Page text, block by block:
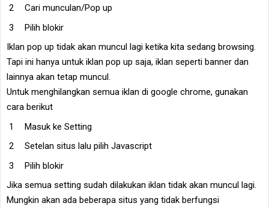
Cari munculan/Pop up
Pilih blokir
Iklan pop up tidak akan muncul lagi ketika kita sedang browsing.
Tapi ini hanya untuk iklan pop up saja, iklan seperti banner dan
lainnya akan tetap muncul.
Untuk menghilangkan semua iklan di google chrome, gunakan
cara berikut
Masuk ke Setting
Setelan situs lalu pilih Javascript
Pilih blokir
Jika semua setting sudah dilakukan iklan tidak akan muncul lagi.
Mungkin akan ada beberapa situs yang tidak berfungsi